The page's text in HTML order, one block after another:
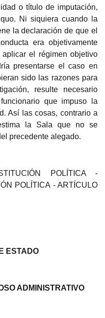
o título de imputación,
Ni siquiera cuando la
la declaración de que el
era objetivamente
el régimen objetivo
presentarse el caso en
sido las razones para
resulte necesario
que impuso la
Así las cosas, contrario a
la Sala que no se
precedente alegado.
POLÍTICA -
POLÍTICA - ARTÍCULO
ESTADO
ADMINISTRATIVO